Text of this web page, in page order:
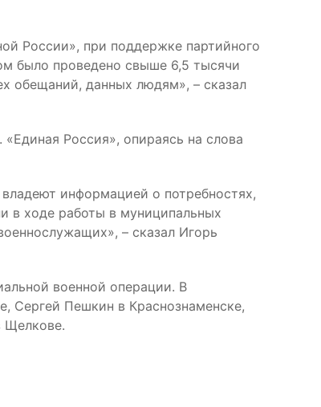
России», при поддержке партийного
было проведено свыше 6,5 тысячи
обещаний, данных людям», – сказал
Россия», опираясь на слова
информацией о потребностях,
в ходе работы в муниципальных
– сказал Игорь
военной операции. В
Сергей Пешкин в Краснознаменске,
Щелкове.